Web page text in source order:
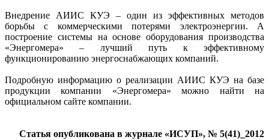
Внедрение АИИС КУЭ – один из эффективных методов
борьбы с коммерческими потерями электроэнергии. А
построение системы на основе оборудования производства
«Энергомера» – лучший путь к эффективному
функционированию энергоснабжающих компаний.
Подробную информацию о реализации АИИС КУЭ на базе
продукции компании «Энергомера» можно найти на
официальном сайте компании.
Статья опубликована в журнале «ИСУП», № 5(41)_2012